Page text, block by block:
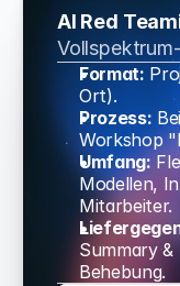
AI Red
Format:
Ort).
Prozess:
Workshop
Umfang:
Modellen,
Mitarbeiter.
Summary
Behebung.